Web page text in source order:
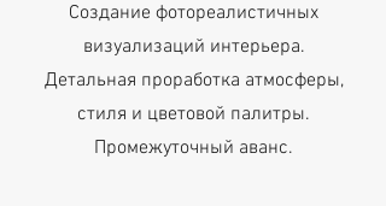
Создание фотореалистичных
визуализаций интерьера.
Детальная проработка атмосферы,
стиля и цветовой палитры.
Промежуточный аванс.